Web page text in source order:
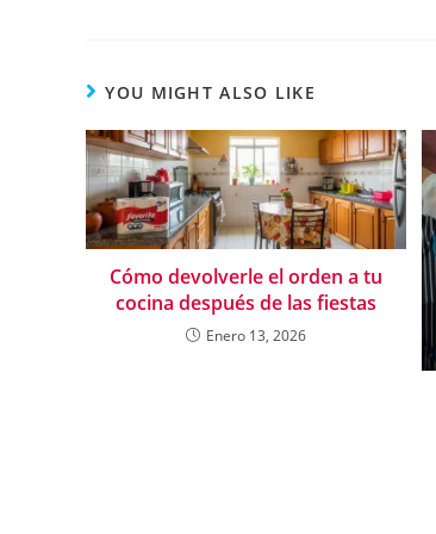
YOU MIGHT ALSO LIKE
Cómo devolverle el orden a tu
cocina después de las fiestas
Enero 13, 2026